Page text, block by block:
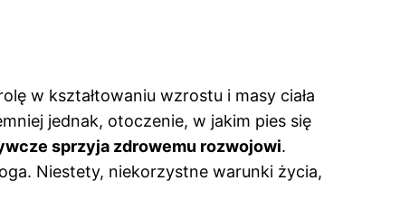
w kształtowaniu wzrostu i masy ciała
jednak, otoczenie, w jakim pies się
sprzyja zdrowemu rozwojowi.
Niestety, niekorzystne warunki życia,